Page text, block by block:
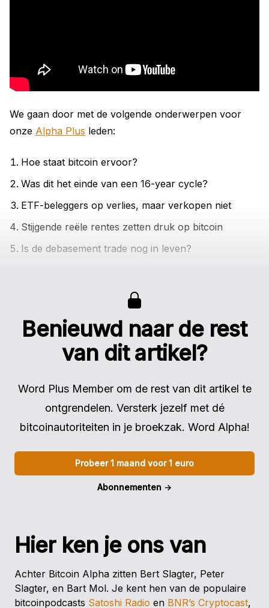
We gaan door met de volgende onderwerpen voor
onze Alpha Plus leden:
Hoe staat bitcoin ervoor?
Was dit het einde van een 16-year cycle?
ETF-beleggers op verlies, maar verkopen niet
Stijgende reële rentes zetten druk op bitcoin
Is de debasement trade nog in leven?
Benieuwd naar de rest
van dit artikel?
Word Plus Member om de rest van dit artikel te
ontgrendelen. Versterk jezelf met dé
bitcoinautoriteiten in je broekzak. Word Alpha!
Probeer 1 maand voor 1 euro
Abonnementen →
Hier ken je ons van
Achter Bitcoin Alpha zitten Bert Slagter, Peter
Slagter, en Bart Mol. Je kent hen van de populaire
bitcoinpodcasts Satoshi Radio en BNR’s Cryptocast,